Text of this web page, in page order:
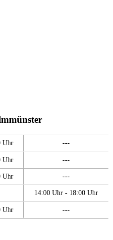
Uhr ---
Uhr ---
Uhr ---
14:00 Uhr - 18:00 Uhr
Uhr ---